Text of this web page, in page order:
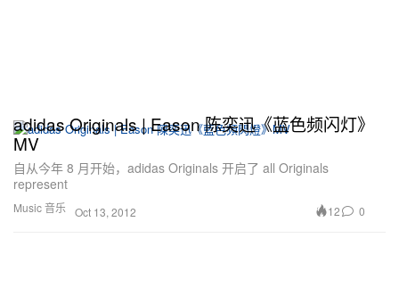
Music 音乐
adidas Originals | Eason 陈奕迅《蓝色频闪灯》
MV
自从今年 8 月开始，adidas Originals 开启了 all Originals
represent
Oct 13, 2012 12 0